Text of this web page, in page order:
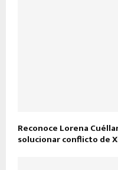
Reconoce Lorena
solucionar conflicto de